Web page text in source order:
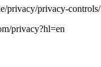
privacy/privacy-controls/
privacy?hl=en